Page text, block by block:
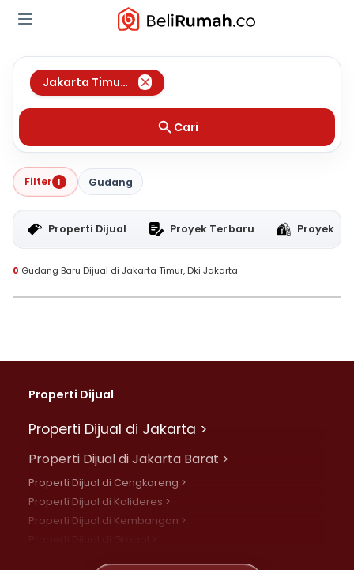
Jakarta Timur, Dki Jakarta
Cari
Filter 1 Gudang
Properti Dijual Proyek Terbaru Proyek
0 Gudang Baru Dijual di Jakarta Timur, Dki Jakarta
Properti Dijual
Properti Dijual di Jakarta >
Properti Dijual di Jakarta Barat >
Properti Dijual di Cengkareng >
Properti Dijual di Kalideres >
Properti Dijual di Kembangan >